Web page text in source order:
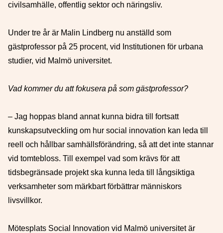
civilsamhälle, offentlig sektor och näringsliv.
Under tre år är Malin Lindberg nu anställd som
gästprofessor på 25 procent, vid Institutionen för urbana
studier, vid Malmö universitet.
Vad kommer du att fokusera på som gästprofessor?
– Jag hoppas bland annat kunna bidra till fortsatt
kunskapsutveckling om hur social innovation kan leda till
reell och hållbar samhällsförändring, så att det inte stannar
vid tomtebloss. Till exempel vad som krävs för att
tidsbegränsade projekt ska kunna leda till långsiktiga
verksamheter som märkbart förbättrar människors
livsvillkor.
Mötesplats Social Innovation vid Malmö universitet är